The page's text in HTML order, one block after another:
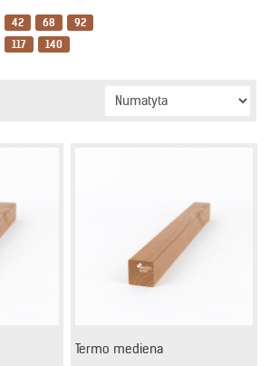
42 68
92
117
140
Termo mediena